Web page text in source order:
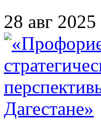
28 авг 2025